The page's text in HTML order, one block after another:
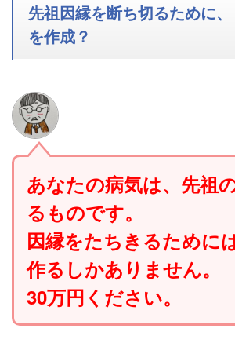
先祖因縁を断ち切るために、
を作成？
あなたの病気は、先祖
るものです。
因縁をたちきるために
作るしかありません。
30万円ください。